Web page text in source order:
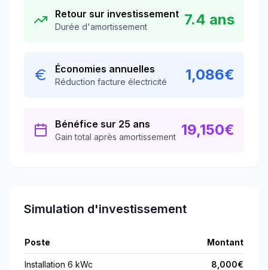
Retour sur investissement
Durée d'amortissement 7.4 ans
Économies annuelles
Réduction facture électricité 1,086€
Bénéfice sur 25 ans
Gain total après amortissement 19,150€
Simulation d'investissement
Poste Montant
Installation 6 kWc 8,000€